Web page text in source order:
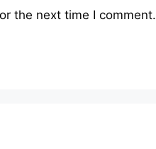
the next time I comment.